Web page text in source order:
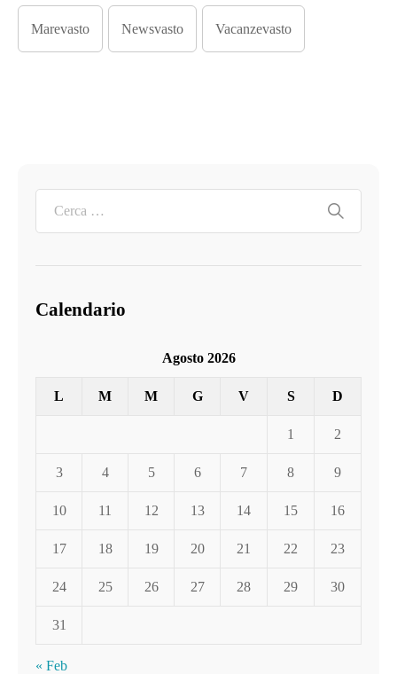
Marevasto Newsvasto Vacanzevasto
Calendario
Agosto 2026
L M M G V S D
1 2
3 4 5 6 7 8 9
10 11 12 13 14 15 16
17 18 19 20 21 22 23
24 25 26 27 28 29 30
31
« Feb